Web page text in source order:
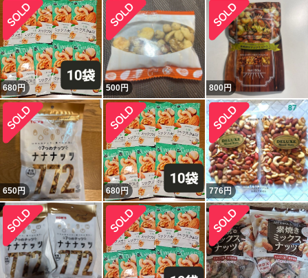
680円 500円 800円
650円 680円 776円